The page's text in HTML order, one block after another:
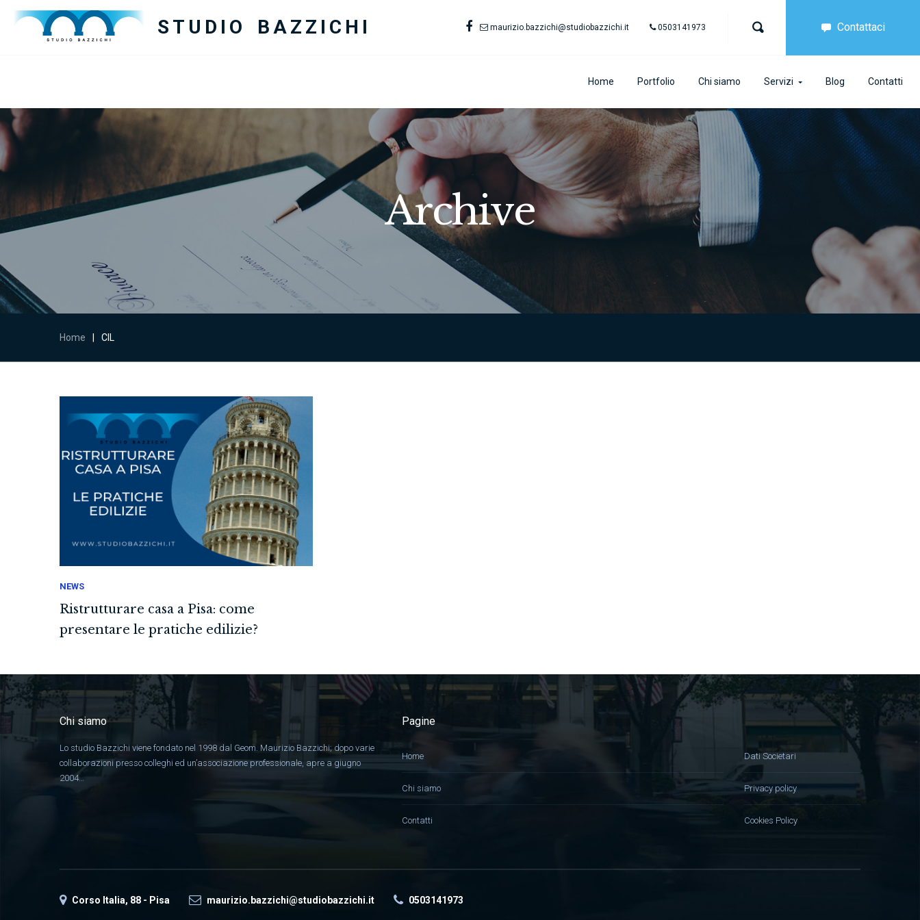
STUDIO BAZZICHI maurizio.bazzichi@studiobazzichi.it 0503141973 Contattaci
Home Portfolio Chi siamo Servizi Blog Contatti
Archive
Home CIL
Ristrutturare casa a Pisa: come
presentare le pratiche edilizie?
NEWS
Chi siamo
Lo studio Bazzichi viene fondato nel 1998 dal Geom. Maurizio Bazzichi; dopo varie
collaborazioni presso colleghi ed un’associazione professionale, apre a giugno
2004…
Pagine
Home
Chi siamo
Contatti
Dati Societari
Privacy policy
Cookies Policy
Corso Italia, 88 - Pisa maurizio.bazzichi@studiobazzichi.it 0503141973